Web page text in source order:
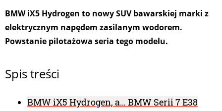
BMW iX5 Hydrogen to nowy SUV bawarskiej marki z
elektrycznym napędem zasilanym wodorem.
Powstanie pilotażowa seria tego modelu.
Spis treści
BMW iX5 Hydrogen, a… BMW Serii 7 E38